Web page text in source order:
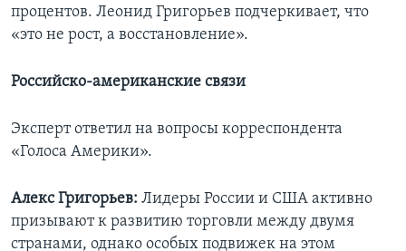
процентов. Леонид Григорьев подчеркивает, что
«это не рост, а восстановление».
Российско-американские связи
Эксперт ответил на вопросы корреспондента
«Голоса Америки».
Алекс Григорьев: Лидеры России и США активно
призывают к развитию торговли между двумя
странами, однако особых подвижек на этом